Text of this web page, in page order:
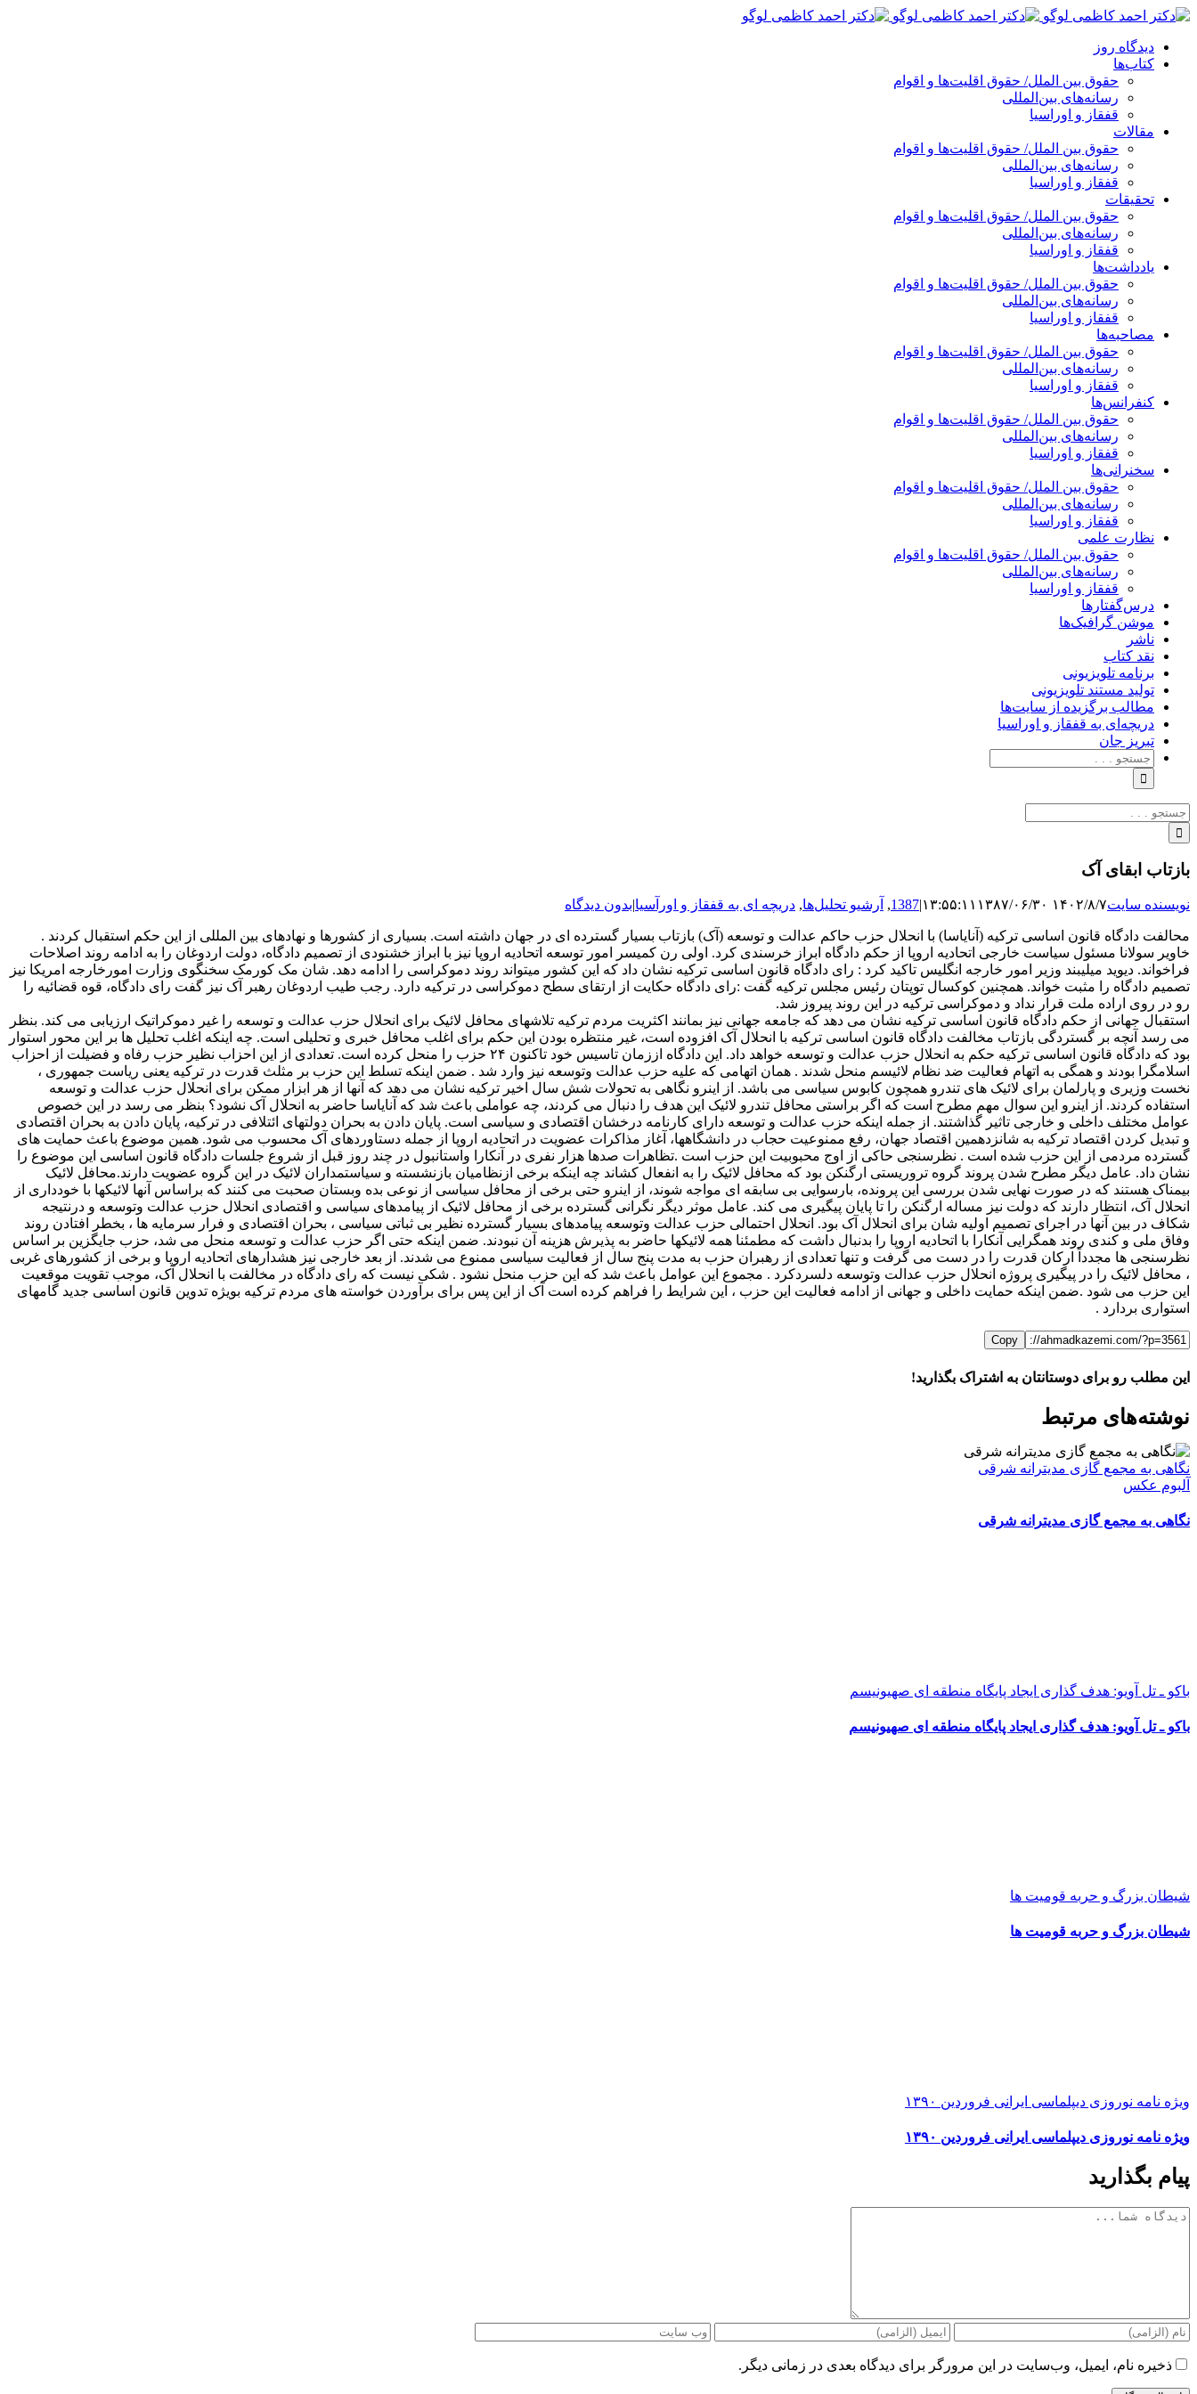
پرش
محتوا
دیدگاه روز
کتاب‌ها
حقوق بین الملل/ حقوق اقلیت‌ها و اقوام
رسانه‌های بین‌المللی
قفقاز و اوراسیا
مقالات
حقوق بین الملل/ حقوق اقلیت‌ها و اقوام
رسانه‌های بین‌المللی
قفقاز و اوراسیا
تحقیقات
حقوق بین الملل/ حقوق اقلیت‌ها و اقوام
رسانه‌های بین‌المللی
قفقاز و اوراسیا
یادداشت‌ها
حقوق بین الملل/ حقوق اقلیت‌ها و اقوام
رسانه‌های بین‌المللی
قفقاز و اوراسیا
مصاحبه‌ها
حقوق بین الملل/ حقوق اقلیت‌ها و اقوام
رسانه‌های بین‌المللی
قفقاز و اوراسیا
کنفرانس‌ها
حقوق بین الملل/ حقوق اقلیت‌ها و اقوام
رسانه‌های بین‌المللی
قفقاز و اوراسیا
سخنرانی‌ها
حقوق بین الملل/ حقوق اقلیت‌ها و اقوام
رسانه‌های بین‌المللی
قفقاز و اوراسیا
نظارت علمی
حقوق بین الملل/ حقوق اقلیت‌ها و اقوام
رسانه‌های بین‌المللی
قفقاز و اوراسیا
درس‌گفتارها
موشن گرافیک‌ها
ناشر
نقد کتاب
برنامه‌ تلویزیونی
تولید مستند تلویزیونی
مطالب برگزیده از سایت‌ها
دریچه‌ای به قفقاز و اوراسیا
تبریزِ جان
جستجو
برای:
جستجو
برای:
بازتاب ابقای آک
نویسنده سایت۱۴۰۲/۸/۷ ۱۳:۵۵:۱۱ ۱۳۸۷/۰۶/۳۰ |
1387
, آرشیو تحلیل‌ها, دریچه ای به قفقاز و اورآسیا|بدون دیدگاه
محالفت دادگاه قانون اساسی ترکیه (آنایاسا) با انحلال حزب حاکم عدالت و توسعه (آک) بازتاب بسیار گسترده ای در جهان داشته است. بسیاری از کشورها و نهادهای بین المللی از این حکم استقبال کردند .
خاویر سولانا مسئول سیاست خارجی اتحادیه اروپا از حکم دادگاه ابراز خرسندی کرد. اولی رن کمیسر امور توسعه اتحادیه اروپا نیز با ابراز خشنودی از تصمیم دادگاه، دولت اردوغان را به ادامه روند اصلاحات
فراخواند. دیوید میلیبند وزیر امور خارجه انگلیس تاکید کرد : رای دادگاه قانون اساسی ترکیه نشان داد که این کشور میتواند روند دموکراسی را ادامه دهد. شان مک کورمک سخنگوی وزارت امورخارجه امریکا نیز
تصمیم دادگاه را مثبت خواند. همچنین کوکسال توپتان رئیس مجلس ترکیه گفت :رای دادگاه حکایت از ارتقای سطح دموکراسی در ترکیه دارد. رجب طیب اردوغان رهبر آک نیز گفت رای دادگاه، قوه قضائیه را
رو در روی اراده ملت قرار نداد و دموکراسی ترکیه در این روند پیروز شد.
استقبال جهانی از حکم دادگاه قانون اساسی ترکیه نشان می دهد که جامعه جهانی نیز بمانند اکثریت مردم ترکیه تلاشهای محافل لائیک برای انحلال حزب عدالت و توسعه را غیر دموکراتیک ارزیابی می کند. بنظر
می رسد آنچه بر گستردگی بازتاب مخالفت دادگاه قانون اساسی ترکیه با انحلال آک افزوده است، غیر منتظره بودن این حکم برای اغلب محافل خبری و تحلیلی است. چه اینکه اغلب تحلیل ها بر این محور استوار
بود که دادگاه قانون اساسی ترکیه حکم به انحلال حزب عدالت و توسعه خواهد داد. این دادگاه اززمان تاسیس خود تاکنون ۲۴ حزب را منحل کرده است. تعدادی از این احزاب نظیر حزب رفاه و فضیلت از احزاب
اسلامگرا بودند و همگی به اتهام فعالیت ضد نظام لائیسم منحل شدند . همان اتهامی که علیه حزب عدالت وتوسعه نیز وارد شد . ضمن اینکه تسلط این حزب بر مثلث قدرت در ترکیه یعنی ریاست جمهوری ،
نخست وزیری و پارلمان برای لائیک های تندرو همچون کابوس سیاسی می باشد. از اینرو نگاهی به تحولات شش سال اخیر ترکیه نشان می دهد که آنها از هر ابزار ممکن برای انحلال حزب عدالت و توسعه
استفاده کردند. از اینرو این سوال مهم مطرح است که اگر براستی محافل تندرو لائیک این هدف را دنبال می کردند، چه عواملی باعث شد که آنایاسا حاضر به انحلال آک نشود؟ بنظر می رسد در این خصوص
عوامل مختلف داخلی و خارجی تاثیر گذاشتند. از جمله اینکه حزب عدالت و توسعه دارای کارنامه درخشان اقتصادی و سیاسی است. پایان دادن به بحران دولتهای ائتلافی در ترکیه، پایان دادن به بحران اقتصادی
و تبدیل کردن اقتصاد ترکیه به شانزدهمین اقتصاد جهان، رفع ممنوعیت حجاب در دانشگاهها، آغاز مذاکرات عضویت در اتحادیه اروپا از جمله دستاوردهای آک محسوب می شود. همین موضوع باعث حمایت های
گسترده مردمی از این حزب شده است . نظرسنجی حاکی از اوج محبوبیت این حزب است .تظاهرات صدها هزار نفری در آنکارا واستانبول در چند روز قبل از شروع جلسات دادگاه قانون اساسی این موضوع را
نشان داد. عامل دیگر مطرح شدن پروند گروه تروریستی ارگنکن بود که محافل لائیک را به انفعال کشاند چه اینکه برخی ازنظامیان بازنشسته و سیاستمداران لائیک در این گروه عضویت دارند.محافل لائیک
بیمناک هستند که در صورت نهایی شدن بررسی این پرونده، بارسوایی بی سابقه ای مواجه شوند، از اینرو حتی برخی از محافل سیاسی از نوعی بده وبستان صحبت می کنند که براساس آنها لائیکها با خودداری از
انحلال آک، انتظار دارند که دولت نیز مساله ارگنکن را تا پایان پیگیری می کند. عامل موثر دیگر نگرانی گسترده برخی از محافل لائیک از پیامدهای سیاسی و اقتصادی انحلال حزب عدالت وتوسعه و درنتیجه
شکاف در بین آنها در اجرای تصمیم اولیه شان برای انحلال آک بود. انحلال احتمالی حزب عدالت وتوسعه پیامدهای بسیار گسترده نظیر بی ثباتی سیاسی ، بحران اقتصادی و فرار سرمایه ها ، بخطر افتادن روند
وفاق ملی و کندی روند همگرایی آنکارا با اتحادیه اروپا را بدنبال داشت که مطمئنا همه لائیکها حاضر به پذیرش هزینه آن نبودند. ضمن اینکه حتی اگر حزب عدالت و توسعه منحل می شد، حزب جایگزین بر اساس
نظرسنجی ها مجدداً ارکان قدرت را در دست می گرفت و تنها تعدادی از رهبران حزب به مدت پنج سال از فعالیت سیاسی ممنوع می شدند. از بعد خارجی نیز هشدارهای اتحادیه اروپا و برخی از کشورهای غربی
، محافل لائیک را در پیگیری پروژه انحلال حزب عدالت وتوسعه دلسردکرد . مجموع این عوامل باعث شد که این حزب منحل نشود . شکی نیست که رای دادگاه در مخالفت با انحلال آک، موجب تقویت موقعیت
این حزب می شود .ضمن اینکه حمایت داخلی و جهانی از ادامه فعالیت این حزب ، این شرایط را فراهم کرده است آک از این پس برای برآوردن خواسته های مردم ترکیه بویژه تدوین قانون اساسی جدید گامهای
استواری بردارد .
Copy
این مطلب رو برای دوستانتان به اشتراک بگذارید!
FacebookX
LinkedIn
WhatsApp
Telegram
ایمیل
نوشته‌‌های مرتبط
نگاهی به مجمع گازی مدیترانه شرقی
آلبوم عکس
نگاهی به مجمع گازی مدیترانه شرقی
باکو ـ تل آویو: هدف گذاری ایجاد پایگاه منطقه ای صهیونیسم
باکو ـ تل آویو: هدف گذاری ایجاد پایگاه منطقه ای صهیونیسم
شیطان بزرگ و حربه قومیت ها
شیطان بزرگ و حربه قومیت ها
ویژه نامه نوروزی دیپلماسی ایرانی فروردین ۱۳۹۰
ویژه نامه نوروزی دیپلماسی ایرانی فروردین ۱۳۹۰
پیام بگذارید
دیدگاه
ذخیره نام، ایمیل، وب‌سایت در این مرورگر برای دیدگاه بعدی در زمانی دیگر.